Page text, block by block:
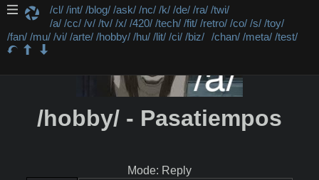
/cl/ /int/ /blog/ /ask/ /nc/ /k/ /de/ /ra/ /twi/
/a/ /cc/ /v/ /tv/ /x/ /420/ /tech/ /fit/ /retro/ /co/ /s/ /toy/
/fan/ /mu/ /vi/ /arte/ /hobby/ /hu/ /lit/ /ci/ /biz/ /chan/ /meta/ /test/
/hobby/ - Pasatiempos
Mode: Reply